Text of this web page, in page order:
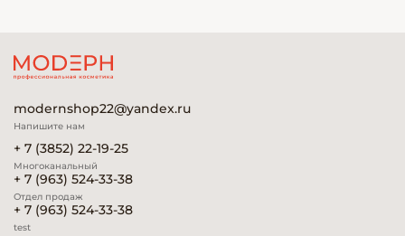
modernshop22@yandex.ru
Напишите нам
+ 7 (3852) 22-19-25
Многоканальный
+ 7 (963) 524-33-38
Отдел продаж
+ 7 (963) 524-33-38
test